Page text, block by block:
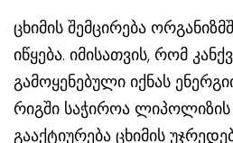
ცხიმის შემცირება
იწყება. იმისათვის, რომ
გამოყენებული იქნას
რიგში საჭიროა ლიპოლიზის
გააქტიურება ცხიმის